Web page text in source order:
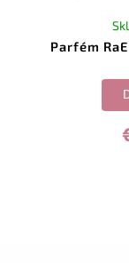
Parfém